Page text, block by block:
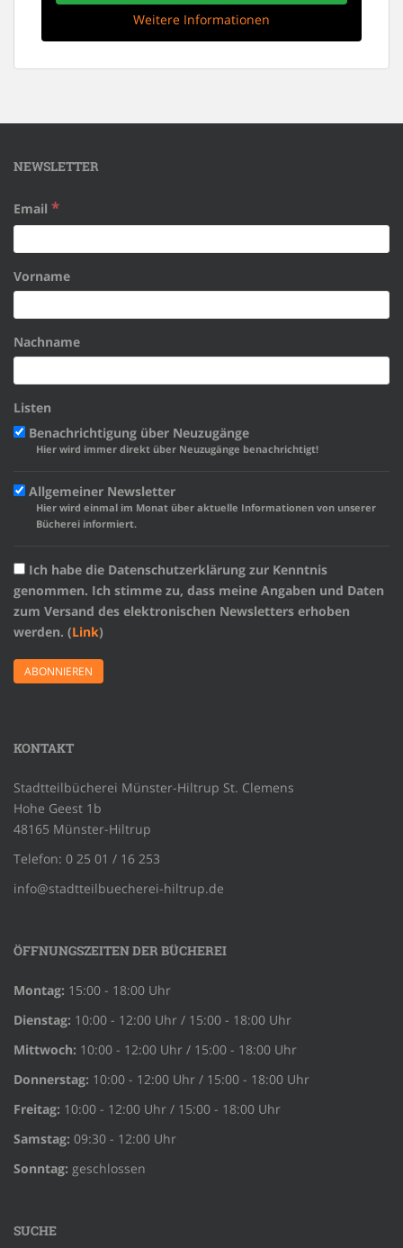
Weitere Informationen
NEWSLETTER
Email *
Vorname
Nachname
Listen
Benachrichtigung über Neuzugänge
Hier wird immer direkt über Neuzugänge benachrichtigt!
Allgemeiner Newsletter
Hier wird einmal im Monat über aktuelle Informationen von unserer
Bücherei informiert.
Ich habe die Datenschutzerklärung zur Kenntnis
genommen. Ich stimme zu, dass meine Angaben und Daten
zum Versand des elektronischen Newsletters erhoben
werden. (Link)
KONTAKT
Stadtteilbücherei Münster-Hiltrup St. Clemens
Hohe Geest 1b
48165 Münster-Hiltrup
Telefon: 0 25 01 / 16 253
info@stadtteilbuecherei-hiltrup.de
ÖFFNUNGSZEITEN DER BÜCHEREI
Montag: 15:00 - 18:00 Uhr
Dienstag: 10:00 - 12:00 Uhr / 15:00 - 18:00 Uhr
Mittwoch: 10:00 - 12:00 Uhr / 15:00 - 18:00 Uhr
Donnerstag: 10:00 - 12:00 Uhr / 15:00 - 18:00 Uhr
Freitag: 10:00 - 12:00 Uhr / 15:00 - 18:00 Uhr
Samstag: 09:30 - 12:00 Uhr
Sonntag: geschlossen
SUCHE